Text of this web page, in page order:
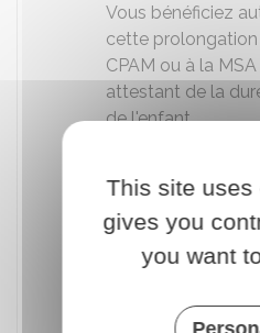
Vous bénéficiez
cette
CPAM ou à la MSA
attestant de la
de l'enfant.
6 semaines
pouvez
et à reporter la
postnatal non
Votre demande
This site uses
gives you
you want